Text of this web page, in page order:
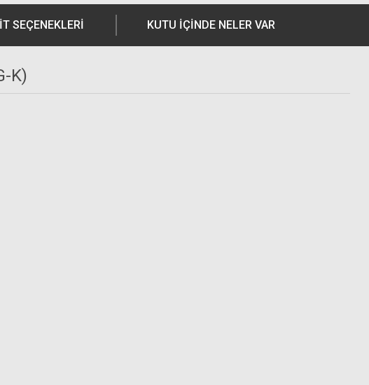
SEÇENEKLERI KUTU İÇİNDE NELER VAR
K)